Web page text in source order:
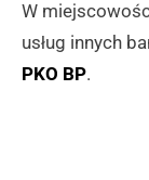
W
usług innych
PKO BP.